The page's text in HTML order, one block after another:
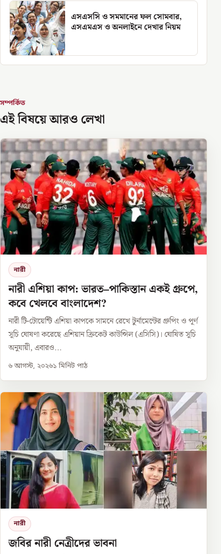
এসএসসি ও সমমানের ফল সোমবার,
এসএমএস ও অনলাইনে দেখার নিয়ম
সম্পর্কিত
এই বিষয়ে আরও লেখা
নারী
নারী এশিয়া কাপ: ভারত–পাকিস্তান একই গ্রুপে,
কবে খেলবে বাংলাদেশ?
নারী টি-টোয়েন্টি এশিয়া কাপকে সামনে রেখে টুর্নামেন্টের গ্রুপিং ও পূর্ণ
সূচি ঘোষণা করেছে এশিয়ান ক্রিকেট কাউন্সিল (এসিসি)। ঘোষিত সূচি
অনুযায়ী, এবারও...
৬ আগস্ট, ২০২৬১ মিনিট পাঠ
নারী
জবির নারী নেত্রীদের ভাবনা